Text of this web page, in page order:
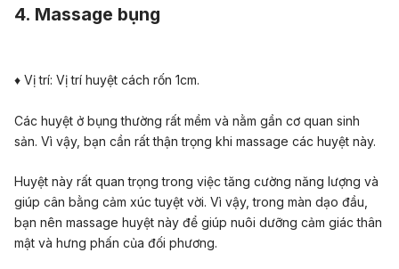
4. Massage bụng
♦ Vị trí: Vị trí huyệt cách rốn 1cm.
Các huyệt ở bụng thường rất mềm và nằm gần cơ quan sinh
sản. Vì vậy, bạn cần rất thận trọng khi massage các huyệt này.
Huyệt này rất quan trọng trong việc tăng cường năng lượng và
giúp cân bằng cảm xúc tuyệt vời. Vì vậy, trong màn dạo đầu,
bạn nên massage huyệt này để giúp nuôi dưỡng cảm giác thân
mật và hưng phấn của đối phương.